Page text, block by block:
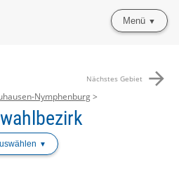
Menü
Nächstes Gebiet arrow_forward
Nymphenburg